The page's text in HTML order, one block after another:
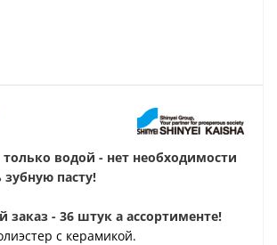
водой - нет необходимости
зубную пасту!
- 36 штук а ассортименте!
с керамикой.